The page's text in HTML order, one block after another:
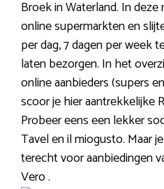
Broek in Waterland. In
online supermarkten en
per dag, 7 dagen per week
laten bezorgen. In het
online aanbieders (supers
scoor je hier aantrekkelijke
Probeer eens een lekker
Tavel en il miogusto. Maar
terecht voor aanbiedingen
Vero .